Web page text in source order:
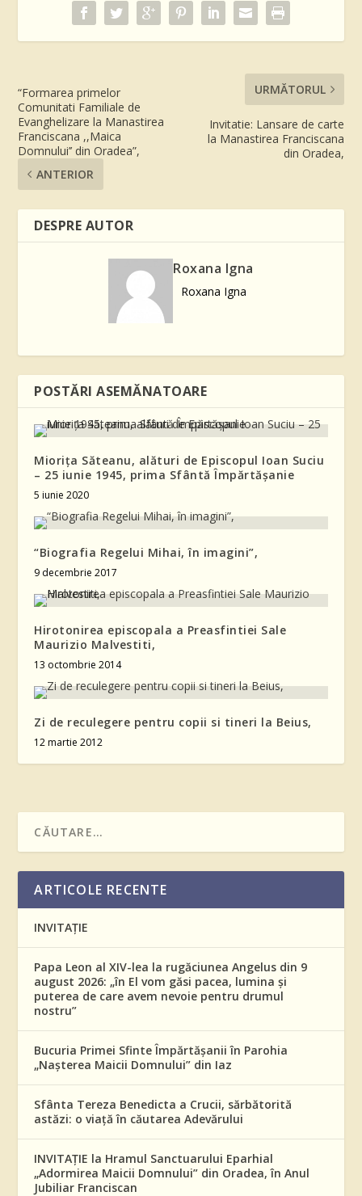
“Formarea primelor
Comunitati Familiale de
Evanghelizare la Manastirea
Franciscana ,,Maica
Domnului’’ din Oradea”,
ANTERIOR
URMĂTORUL
Invitatie: Lansare de carte
la Manastirea Franciscana
din Oradea,
DESPRE AUTOR
Roxana Igna
Roxana Igna
POSTĂRI ASEMĂNATOARE
Miorița Săteanu, alături de Episcopul Ioan Suciu
– 25 iunie 1945, prima Sfântă Împărtășanie
5 iunie 2020
“Biografia Regelui Mihai, în imagini”,
9 decembrie 2017
Hirotonirea episcopala a Preasfintiei Sale
Maurizio Malvestiti,
13 octombrie 2014
Zi de reculegere pentru copii si tineri la Beius,
12 martie 2012
ARTICOLE RECENTE
INVITAȚIE
Papa Leon al XIV-lea la rugăciunea Angelus din 9
august 2026: „în El vom găsi pacea, lumina și
puterea de care avem nevoie pentru drumul
nostru”
Bucuria Primei Sfinte Împărtășanii în Parohia
„Nașterea Maicii Domnului” din Iaz
Sfânta Tereza Benedicta a Crucii, sărbătorită
astăzi: o viață în căutarea Adevărului
INVITAȚIE la Hramul Sanctuarului Eparhial
„Adormirea Maicii Domnului” din Oradea, în Anul
Jubiliar Franciscan